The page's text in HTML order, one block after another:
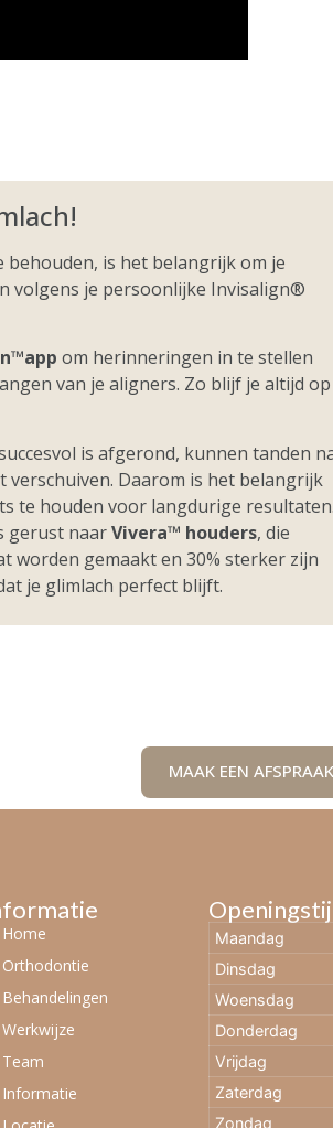
behouden, is het belangrijk om je
volgens je persoonlijke Invisalign®
om herinneringen in te stellen
van je aligners. Zo blijf je altijd op
is afgerond, kunnen tanden
verschuiven. Daarom is het belangrijk
te houden voor langdurige resultaten.
gerust naarVivera™ houders, die
worden gemaakt en 30% sterker zijn
je glimlach perfect blijft.
MAAK EEN AFSPRAAK
Home
Orthodontie
Behandelingen
Werkwijze
Team
Informatie
Maandag
Dinsdag
Woensdag
Donderdag
Vrijdag
Zaterdag
Zondag